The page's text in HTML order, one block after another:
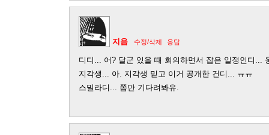
지음 수정/삭제 응답
디디... 어? 달군 있을 때 회의하면서 잡은 일정인디...
지각생... 아. 지각생 믿고 이거 공개한 건디... ㅠㅠ
스밀라디... 쫌만 기다려봐유.